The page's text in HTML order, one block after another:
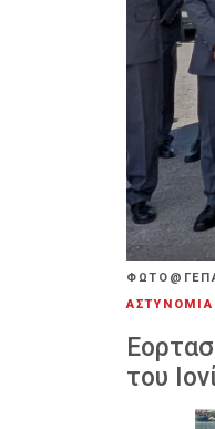
ΑΣΤΥΝΟΜΙΑ
του